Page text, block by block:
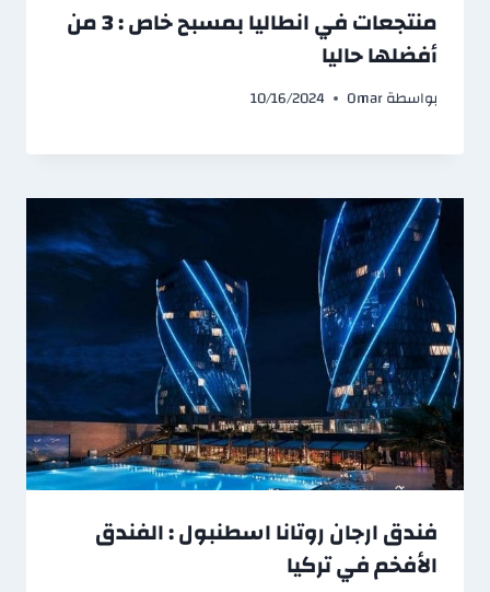
منتجعات في انطاليا بمسبح خاص : 3 من
أفضلها حاليا
بواسطةOmar
10/16/2024
فندق ارجان روتانا اسطنبول : الفندق
الأفخم في تركيا